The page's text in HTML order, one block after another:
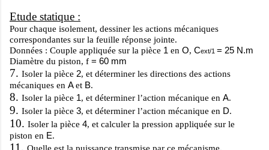
Etude statique :
Pour chaque isolement, dessiner les actions mécaniques
correspondantes sur la feuille réponse jointe.
Données : Couple appliquée sur la pièce 1 en O, Cext/1 = 25 N.m
Diamètre du piston, f = 60 mm
7. Isoler la pièce 2, et déterminer les directions des actions
mécaniques en Aet B.
8. Isoler la pièce 1, et déterminer l’action mécanique en A.
9. Isoler la pièce 3, et déterminer l’action mécanique en D.
10. Isoler la pièce 4, et calculer la pression appliquée sur le
piston en E.
11.